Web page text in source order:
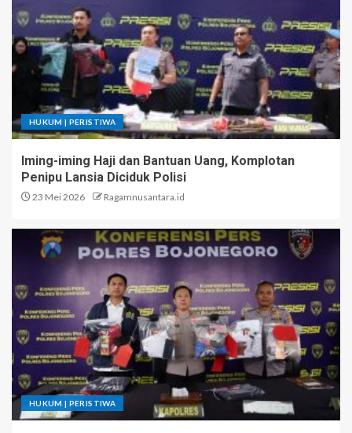
HUKUM | PERISTIWA
Iming-iming Haji dan Bantuan Uang, Komplotan
Penipu Lansia Diciduk Polisi
23 Mei 2026 Ragamnusantara.id
HUKUM | PERISTIWA